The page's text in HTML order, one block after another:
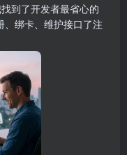
到了开发者最省心的
绑卡、维护接口了注